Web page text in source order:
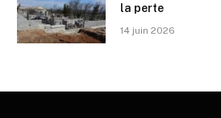
la perte
14 juin 2026